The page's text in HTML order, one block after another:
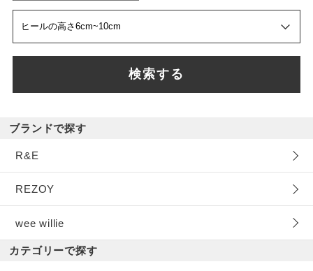
検索する
ブランドで探す
R&E
REZOY
wee willie
カテゴリーで探す